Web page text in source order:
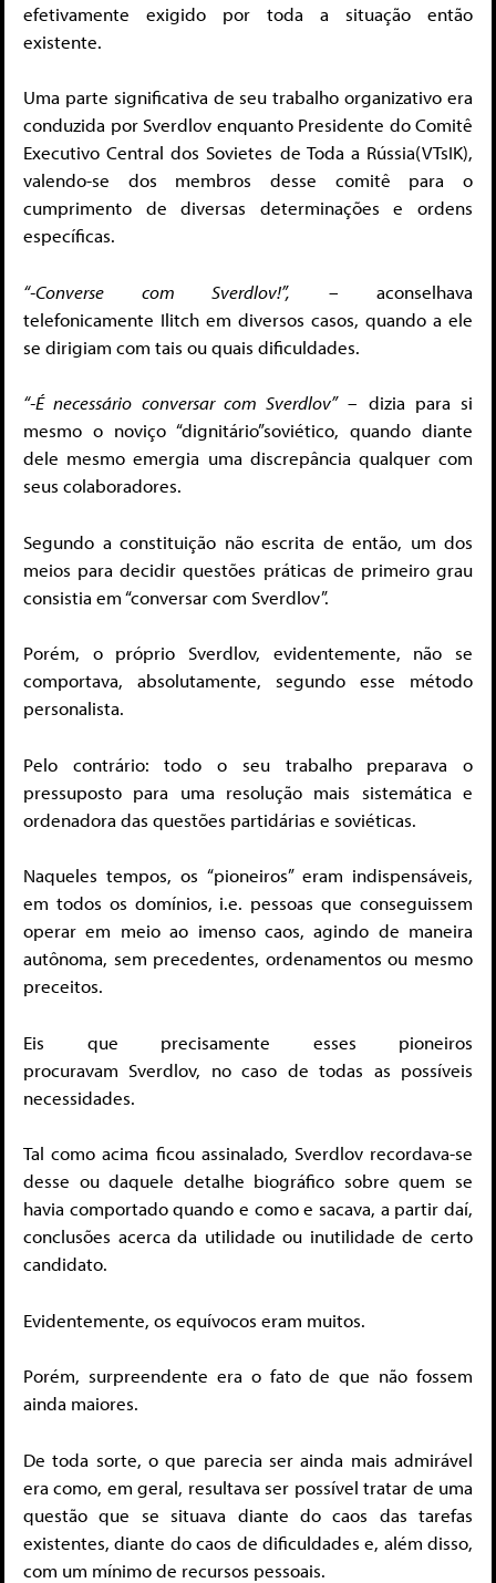
efetivamente exigido por toda a situação então
existente.
Uma parte significativa de seu trabalho organizativo era
conduzida por Sverdlov enquanto Presidente do Comitê
Executivo Central dos Sovietes de Toda a Rússia(VTsIK),
valendo-se dos membros desse comitê para o
cumprimento de diversas determinações e ordens
específicas.
“-Converse com Sverdlov!”, – aconselhava
telefonicamente Ilitch em diversos casos, quando a ele
se dirigiam com tais ou quais dificuldades.
“-É necessário conversar com Sverdlov”– dizia para si
mesmo o noviço “dignitário”soviético, quando diante
dele mesmo emergia uma discrepância qualquer com
seus colaboradores.
Segundo a constituição não escrita de então, um dos
meios para decidir questões práticas de primeiro grau
consistia em “conversar com Sverdlov”.
Porém, o próprio Sverdlov, evidentemente, não se
comportava, absolutamente, segundo esse método
personalista.
Pelo contrário: todo o seu trabalho preparava o
pressuposto para uma resolução mais sistemática e
ordenadora das questões partidárias e soviéticas.
Naqueles tempos, os “pioneiros” eram indispensáveis,
em todos os domínios, i.e. pessoas que conseguissem
operar em meio ao imenso caos, agindo de maneira
autônoma, sem precedentes, ordenamentos ou mesmo
preceitos.
Eis que precisamente esses pioneiros
procuravam Sverdlov, no caso de todas as possíveis
necessidades.
Tal como acima ficou assinalado, Sverdlov recordava-se
desse ou daquele detalhe biográfico sobre quem se
havia comportado quando e como e sacava, a partir daí,
conclusões acerca da utilidade ou inutilidade de certo
candidato.
Evidentemente, os equívocos eram muitos.
Porém, surpreendente era o fato de que não fossem
ainda maiores.
De toda sorte, o que parecia ser ainda mais admirável
era como, em geral, resultava ser possível tratar de uma
questão que se situava diante do caos das tarefas
existentes, diante do caos de dificuldades e, além disso,
com um mínimo de recursos pessoais.